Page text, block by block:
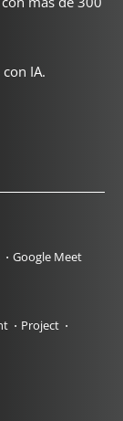
IA.
Google Meet
Project